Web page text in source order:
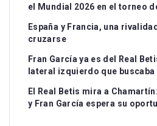
el Mundial 2026 en el torneo
España y Francia, una
cruzarse
Fran García ya es del Real
lateral izquierdo que buscaba
El Real Betis mira a
y Fran García espera su